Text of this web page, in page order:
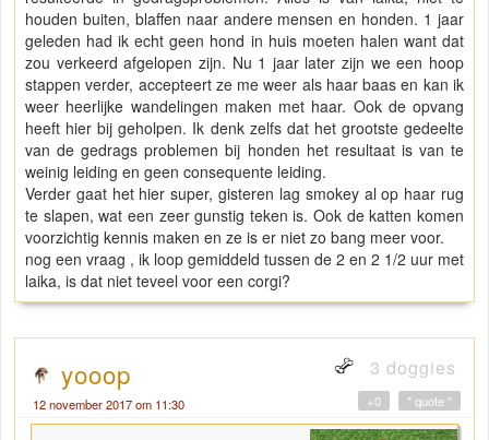
houden buiten, blaffen naar andere mensen en honden. 1 jaar
geleden had ik echt geen hond in huis moeten halen want dat
zou verkeerd afgelopen zijn. Nu 1 jaar later zijn we een hoop
stappen verder, accepteert ze me weer als haar baas en kan ik
weer heerlijke wandelingen maken met haar. Ook de opvang
heeft hier bij geholpen. Ik denk zelfs dat het grootste gedeelte
van de gedrags problemen bij honden het resultaat is van te
weinig leiding en geen consequente leiding.
Verder gaat het hier super, gisteren lag smokey al op haar rug
te slapen, wat een zeer gunstig teken is. Ook de katten komen
voorzichtig kennis maken en ze is er niet zo bang meer voor.
nog een vraag , ik loop gemiddeld tussen de 2 en 2 1/2 uur met
laika, is dat niet teveel voor een corgi?
yooop 3 doggies
12 november 2017 om 11:30 " quote "
+0